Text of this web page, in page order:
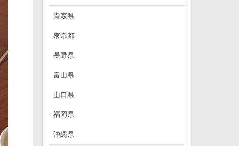
青森県
東京都
長野県
富山県
山口県
福岡県
沖縄県